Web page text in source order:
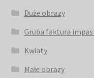
Duże obrazy
Gruba faktura
Kwiaty
Małe obrazy